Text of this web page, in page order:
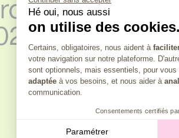
investir
?
Hé oui, nous aussi
on utilise des cookies.
Plateforme de
Certains, obligatoires, nous aident à
votre navigation sur notre plateforme.
sont optionnels, mais essentiels, pour vous
adaptée à vos besoins, et nous aider à
communication.
Consentements certifiés
Paramétrer
Axeptio